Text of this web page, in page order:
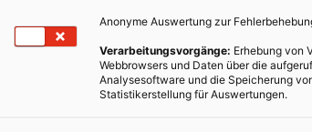
als
Die Geschichte
19. MÄRZ 2019 VON
Anonyme Auswertung zur
Verarbeitungsvorgänge: Erhebung von
Webbrowsers und Daten über die
Analysesoftware und die Speicherung
Statistikerstellung für Auswertungen.